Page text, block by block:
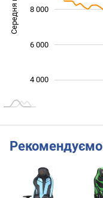
Середня ціна 10 000
4 000
6 000
8 000
Рекомендуємо